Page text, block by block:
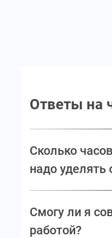
Ответы на
Сколько
надо уделять
Смогу ли я
работой?